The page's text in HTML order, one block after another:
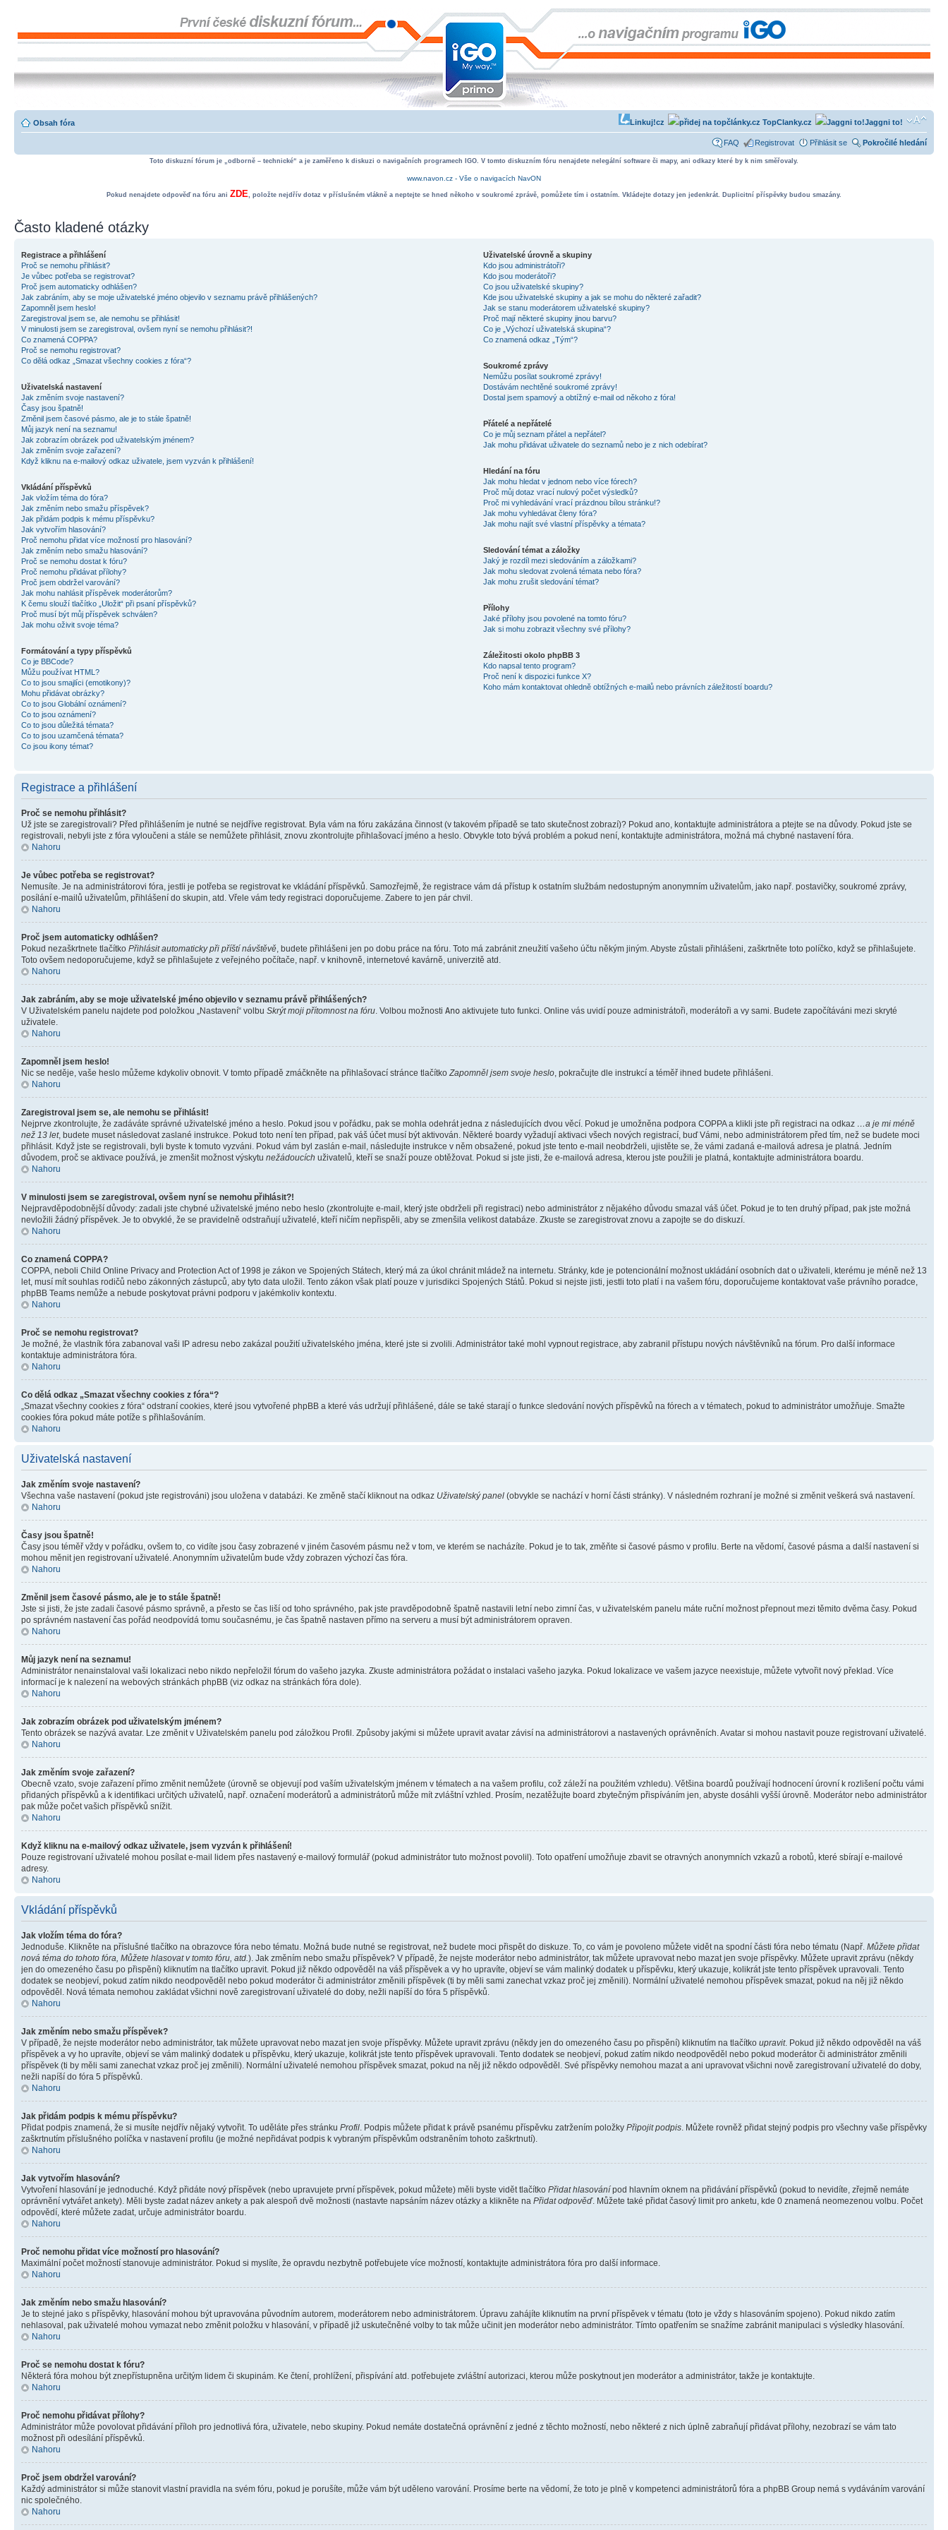
Obsah fóra Jaggni to!
TopClanky.cz
Linkuj!cz
FAQ Registrovat Přihlásit se Pokročilé hledání
Toto diskuzní fórum je „odborně – technické“ a je zaměřeno k diskuzi o navigačních programech IGO. V tomto diskuzním fóru nenajdete nelegální software či mapy, ani odkazy které by k nim směřovaly.
www.navon.cz - Vše o navigacích NavON
Pokud nenajdete odpověď na fóru ani ZDE, položte nejdřív dotaz v příslušném vlákně a neptejte se hned někoho v soukromé zprávě, pomůžete tím i ostatním. Vkládejte dotazy jen jedenkrát. Duplicitní příspěvky budou smazány.
Často kladené otázky
Registrace a přihlášení
Proč se nemohu přihlásit?
Je vůbec potřeba se registrovat?
Proč jsem automaticky odhlášen?
Jak zabráním, aby se moje uživatelské jméno objevilo v seznamu právě přihlášených?
Zapomněl jsem heslo!
Zaregistroval jsem se, ale nemohu se přihlásit!
V minulosti jsem se zaregistroval, ovšem nyní se nemohu přihlásit?!
Co znamená COPPA?
Proč se nemohu registrovat?
Co dělá odkaz „Smazat všechny cookies z fóra“?
Uživatelská nastavení
Jak změním svoje nastavení?
Časy jsou špatně!
Změnil jsem časové pásmo, ale je to stále špatně!
Můj jazyk není na seznamu!
Jak zobrazím obrázek pod uživatelským jménem?
Jak změním svoje zařazení?
Když kliknu na e-mailový odkaz uživatele, jsem vyzván k přihlášení!
Vkládání příspěvků
Jak vložím téma do fóra?
Jak změním nebo smažu příspěvek?
Jak přidám podpis k mému příspěvku?
Jak vytvořím hlasování?
Proč nemohu přidat více možností pro hlasování?
Jak změním nebo smažu hlasování?
Proč se nemohu dostat k fóru?
Proč nemohu přidávat přílohy?
Proč jsem obdržel varování?
Jak mohu nahlásit příspěvek moderátorům?
K čemu slouží tlačítko „Uložit“ při psaní příspěvků?
Proč musí být můj příspěvek schválen?
Jak mohu oživit svoje téma?
Formátování a typy příspěvků
Co je BBCode?
Můžu používat HTML?
Co to jsou smajlíci (emotikony)?
Mohu přidávat obrázky?
Co to jsou Globální oznámení?
Co to jsou oznámení?
Co to jsou důležitá témata?
Co to jsou uzamčená témata?
Co jsou ikony témat?
Uživatelské úrovně a skupiny
Kdo jsou administrátoři?
Kdo jsou moderátoři?
Co jsou uživatelské skupiny?
Kde jsou uživatelské skupiny a jak se mohu do některé zařadit?
Jak se stanu moderátorem uživatelské skupiny?
Proč mají některé skupiny jinou barvu?
Co je „Výchozí uživatelská skupina“?
Co znamená odkaz „Tým“?
Soukromé zprávy
Nemůžu posílat soukromé zprávy!
Dostávám nechtěné soukromé zprávy!
Dostal jsem spamový a obtížný e-mail od někoho z fóra!
Přátelé a nepřátelé
Co je můj seznam přátel a nepřátel?
Jak mohu přidávat uživatele do seznamů nebo je z nich odebírat?
Hledání na fóru
Jak mohu hledat v jednom nebo více fórech?
Proč můj dotaz vrací nulový počet výsledků?
Proč mi vyhledávání vrací prázdnou bílou stránku!?
Jak mohu vyhledávat členy fóra?
Jak mohu najít své vlastní příspěvky a témata?
Sledování témat a záložky
Jaký je rozdíl mezi sledováním a záložkami?
Jak mohu sledovat zvolená témata nebo fóra?
Jak mohu zrušit sledování témat?
Přílohy
Jaké přílohy jsou povolené na tomto fóru?
Jak si mohu zobrazit všechny své přílohy?
Záležitosti okolo phpBB 3
Kdo napsal tento program?
Proč není k dispozici funkce X?
Koho mám kontaktovat ohledně obtížných e-mailů nebo právních záležitostí boardu?
Registrace a přihlášení
Proč se nemohu přihlásit?
Už jste se zaregistrovali? Před přihlášením je nutné se nejdříve registrovat. Byla vám na fóru zakázána činnost (v takovém případě se tato skutečnost zobrazí)? Pokud ano, kontaktujte administrátora a ptejte se na důvody. Pokud jste se
registrovali, nebyli jste z fóra vyloučeni a stále se nemůžete přihlásit, znovu zkontrolujte přihlašovací jméno a heslo. Obvykle toto bývá problém a pokud není, kontaktujte administrátora, možná má chybné nastavení fóra.
Nahoru
Je vůbec potřeba se registrovat?
Nemusíte. Je na administrátorovi fóra, jestli je potřeba se registrovat ke vkládání příspěvků. Samozřejmě, že registrace vám dá přístup k ostatním službám nedostupným anonymním uživatelům, jako např. postavičky, soukromé zprávy,
posílání e-mailů uživatelům, přihlášení do skupin, atd. Vřele vám tedy registraci doporučujeme. Zabere to jen pár chvil.
Nahoru
Proč jsem automaticky odhlášen?
Pokud nezaškrtnete tlačítko Přihlásit automaticky při příští návštěvě, budete přihlášeni jen po dobu práce na fóru. Toto má zabránit zneužití vašeho účtu někým jiným. Abyste zůstali přihlášeni, zaškrtněte toto políčko, když se přihlašujete.
Toto ovšem nedoporučujeme, když se přihlašujete z veřejného počítače, např. v knihovně, internetové kavárně, univerzitě atd.
Nahoru
Jak zabráním, aby se moje uživatelské jméno objevilo v seznamu právě přihlášených?
V Uživatelském panelu najdete pod položkou „Nastavení“ volbu Skrýt moji přítomnost na fóru. Volbou možnosti Ano aktivujete tuto funkci. Online vás uvidí pouze administrátoři, moderátoři a vy sami. Budete započítáváni mezi skryté
uživatele.
Nahoru
Zapomněl jsem heslo!
Nic se neděje, vaše heslo můžeme kdykoliv obnovit. V tomto případě zmáčkněte na přihlašovací stránce tlačítkoZapomněl jsem svoje heslo, pokračujte dle instrukcí a téměř ihned budete přihlášeni.
Nahoru
Zaregistroval jsem se, ale nemohu se přihlásit!
Nejprve zkontrolujte, že zadáváte správné uživatelské jméno a heslo. Pokud jsou v pořádku, pak se mohla odehrát jedna z následujících dvou věcí. Pokud je umožněna podpora COPPA a klikli jste při registraci na odkaz …a je mi méně
než 13 let, budete muset následovat zaslané instrukce. Pokud toto není ten případ, pak váš účet musí být aktivován. Některé boardy vyžadují aktivaci všech nových registrací, buď Vámi, nebo administrátorem před tím, než se budete moci
přihlásit. Když jste se registrovali, byli byste k tomuto vyzváni. Pokud vám byl zaslán e-mail, následujte instrukce v něm obsažené, pokud jste tento e-mail neobdrželi, ujistěte se, že vámi zadaná e-mailová adresa je platná. Jedním
důvodem, proč se aktivace používá, je zmenšit možnost výskytu nežádoucích uživatelů, kteří se snaží pouze obtěžovat. Pokud si jste jisti, že e-mailová adresa, kterou jste použili je platná, kontaktujte administrátora boardu.
Nahoru
V minulosti jsem se zaregistroval, ovšem nyní se nemohu přihlásit?!
Nejpravděpodobnější důvody: zadali jste chybné uživatelské jméno nebo heslo (zkontrolujte e-mail, který jste obdrželi při registraci) nebo administrátor z nějakého důvodu smazal váš účet. Pokud je to ten druhý případ, pak jste možná
nevložili žádný příspěvek. Je to obvyklé, že se pravidelně odstraňují uživatelé, kteří ničím nepřispěli, aby se zmenšila velikost databáze. Zkuste se zaregistrovat znovu a zapojte se do diskuzí.
Nahoru
Co znamená COPPA?
COPPA, neboli Child Online Privacy and Protection Act of 1998 je zákon ve Spojených Státech, který má za úkol chránit mládež na internetu. Stránky, kde je potencionální možnost ukládání osobních dat o uživateli, kterému je méně než 13
let, musí mít souhlas rodičů nebo zákonných zástupců, aby tyto data uložil. Tento zákon však platí pouze v jurisdikci Spojených Států. Pokud si nejste jisti, jestli toto platí i na vašem fóru, doporučujeme kontaktovat vaše právního poradce,
phpBB Teams nemůže a nebude poskytovat právni podporu v jakémkoliv kontextu.
Nahoru
Proč se nemohu registrovat?
Je možné, že vlastník fóra zabanoval vaši IP adresu nebo zakázal použití uživatelského jména, které jste si zvolili. Administrátor také mohl vypnout registrace, aby zabranil přístupu nových návštěvníků na fórum. Pro další informace
kontaktuje administrátora fóra.
Nahoru
Co dělá odkaz „Smazat všechny cookies z fóra“?
„Smazat všechny cookies z fóra“ odstraní cookies, které jsou vytvořené phpBB a které vás udržují přihlášené, dále se také starají o funkce sledování nových příspěvků na fórech a v tématech, pokud to administrátor umožňuje. Smažte
cookies fóra pokud máte potíže s přihlašováním.
Nahoru
Uživatelská nastavení
Jak změním svoje nastavení?
Všechna vaše nastavení (pokud jste registrováni) jsou uložena v databázi. Ke změně stačí kliknout na odkaz Uživatelský panel (obvykle se nachází v horní části stránky). V následném rozhraní je možné si změnit veškerá svá nastavení.
Nahoru
Časy jsou špatně!
Časy jsou téměř vždy v pořádku, ovšem to, co vidíte jsou časy zobrazené v jiném časovém pásmu než v tom, ve kterém se nacházíte. Pokud je to tak, změňte si časové pásmo v profilu. Berte na vědomí, časové pásma a další nastavení si
mohou měnit jen registrovaní uživatelé. Anonymním uživatelům bude vždy zobrazen výchozí čas fóra.
Nahoru
Změnil jsem časové pásmo, ale je to stále špatně!
Jste si jisti, že jste zadali časové pásmo správně, a přesto se čas liší od toho správného, pak jste pravděpodobně špatně nastavili letní nebo zimní čas, v uživatelském panelu máte ruční možnost přepnout mezi těmito dvěma časy. Pokud
po správném nastavení čas pořád neodpovídá tomu současnému, je čas špatně nastaven přímo na serveru a musí být administrátorem opraven.
Nahoru
Můj jazyk není na seznamu!
Administrátor nenainstaloval vaši lokalizaci nebo nikdo nepřeložil fórum do vašeho jazyka. Zkuste administrátora požádat o instalaci vašeho jazyka. Pokud lokalizace ve vašem jazyce neexistuje, můžete vytvořit nový překlad. Více
informací je k nalezení na webových stránkách phpBB (viz odkaz na stránkách fóra dole).
Nahoru
Jak zobrazím obrázek pod uživatelským jménem?
Tento obrázek se nazývá avatar. Lze změnit v Uživatelském panelu pod záložkou Profil. Způsoby jakými si můžete upravit avatar závisí na administrátorovi a nastavených oprávněních. Avatar si mohou nastavit pouze registrovaní uživatelé.
Nahoru
Jak změním svoje zařazení?
Obecně vzato, svoje zařazení přímo změnit nemůžete (úrovně se objevují pod vaším uživatelským jménem v tématech a na vašem profilu, což záleží na použitém vzhledu). Většina boardů používají hodnocení úrovní k rozlišení počtu vámi
přidaných příspěvků a k identifikaci určitých uživatelů, např. označení moderátorů a administrátorů může mít zvláštní vzhled. Prosím, nezatěžujte board zbytečným přispíváním jen, abyste dosáhli vyšší úrovně. Moderátor nebo administrátor
pak může počet vašich příspěvků snížit.
Nahoru
Když kliknu na e-mailový odkaz uživatele, jsem vyzván k přihlášení!
Pouze registrovaní uživatelé mohou posílat e-mail lidem přes nastavený e-mailový formulář (pokud administrátor tuto možnost povolil). Toto opatření umožňuje zbavit se otravných anonymních vzkazů a robotů, které sbírají e-mailové
adresy.
Nahoru
Vkládání příspěvků
Jak vložím téma do fóra?
Jednoduše. Klikněte na příslušné tlačítko na obrazovce fóra nebo tématu. Možná bude nutné se registrovat, než budete moci přispět do diskuze. To, co vám je povoleno můžete vidět na spodní části fóra nebo tématu (Např. Můžete přidat
nová téma do tohoto fóra, Můžete hlasovat v tomto fóru, atd.). Jak změním nebo smažu příspěvek? V případě, že nejste moderátor nebo administrátor, tak můžete upravovat nebo mazat jen svoje příspěvky. Můžete upravit zprávu (někdy
jen do omezeného času po přispění) kliknutím na tlačítko upravit. Pokud již někdo odpověděl na váš příspěvek a vy ho upravíte, objeví se vám malinký dodatek u příspěvku, který ukazuje, kolikrát jste tento příspěvek upravovali. Tento
dodatek se neobjeví, pokud zatím nikdo neodpověděl nebo pokud moderátor či administrátor změnili příspěvek (ti by měli sami zanechat vzkaz proč jej změnili). Normální uživatelé nemohou příspěvek smazat, pokud na něj již někdo
odpověděl. Nová témata nemohou zakládat všichni nově zaregistrovaní uživatelé do doby, nežli napíší do fóra 5 příspěvků.
Nahoru
Jak změním nebo smažu příspěvek?
V případě, že nejste moderátor nebo administrátor, tak můžete upravovat nebo mazat jen svoje příspěvky. Můžete upravit zprávu (někdy jen do omezeného času po přispění) kliknutím na tlačítko upravit. Pokud již někdo odpověděl na váš
příspěvek a vy ho upravíte, objeví se vám malinký dodatek u příspěvku, který ukazuje, kolikrát jste tento příspěvek upravovali. Tento dodatek se neobjeví, pokud zatím nikdo neodpověděl nebo pokud moderátor či administrátor změnili
příspěvek (ti by měli sami zanechat vzkaz proč jej změnili). Normální uživatelé nemohou příspěvek smazat, pokud na něj již někdo odpověděl. Své příspěvky nemohou mazat a ani upravovat všichni nově zaregistrovaní uživatelé do doby,
nežli napíší do fóra 5 příspěvků.
Nahoru
Jak přidám podpis k mému příspěvku?
Přidat podpis znamená, že si musíte nejdřív nějaký vytvořit. To uděláte přes stránku Profil. Podpis můžete přidat k právě psanému příspěvku zatržením položky Připojit podpis. Můžete rovněž přidat stejný podpis pro všechny vaše příspěvky
zaškrtnutím příslušného políčka v nastavení profilu (je možné nepřidávat podpis k vybraným příspěvkům odstraněním tohoto zaškrtnutí).
Nahoru
Jak vytvořím hlasování?
Vytvoření hlasování je jednoduché. Když přidáte nový příspěvek (nebo upravujete první příspěvek, pokud můžete) měli byste vidět tlačítko Přidat hlasování pod hlavním oknem na přidávání příspěvků (pokud to nevidíte, zřejmě nemáte
oprávnění vytvářet ankety). Měli byste zadat název ankety a pak alespoň dvě možnosti (nastavte napsáním název otázky a klikněte na Přidat odpověď. Můžete také přidat časový limit pro anketu, kde 0 znamená neomezenou volbu. Počet
odpovědí, které můžete zadat, určuje administrátor boardu.
Nahoru
Proč nemohu přidat více možností pro hlasování?
Maximální počet možností stanovuje administrátor. Pokud si myslíte, že opravdu nezbytně potřebujete více možností, kontaktujte administrátora fóra pro další informace.
Nahoru
Jak změním nebo smažu hlasování?
Je to stejné jako s příspěvky, hlasování mohou být upravována původním autorem, moderátorem nebo administrátorem. Úpravu zahájíte kliknutím na první příspěvek v tématu (toto je vždy s hlasováním spojeno). Pokud nikdo zatím
nehlasoval, pak uživatelé mohou vymazat nebo změnit položku v hlasování, v případě již uskutečněné volby to tak může učinit jen moderátor nebo administrátor. Tímto opatřením se snažíme zabránit manipulaci s výsledky hlasování.
Nahoru
Proč se nemohu dostat k fóru?
Některá fóra mohou být znepřístupněna určitým lidem či skupinám. Ke čtení, prohlížení, přispívání atd. potřebujete zvláštní autorizaci, kterou může poskytnout jen moderátor a administrátor, takže je kontaktujte.
Nahoru
Proč nemohu přidávat přílohy?
Administrátor může povolovat přidávání příloh pro jednotlivá fóra, uživatele, nebo skupiny. Pokud nemáte dostatečná oprávnění z jedné z těchto možností, nebo některé z nich úplně zabraňují přidávat přílohy, nezobrazí se vám tato
možnost při odesílání příspěvků.
Nahoru
Proč jsem obdržel varování?
Každý administrátor si může stanovit vlastní pravidla na svém fóru, pokud je porušíte, může vám být uděleno varování. Prosíme berte na vědomí, že toto je plně v kompetenci administrátorů fóra a phpBB Group nemá s vydáváním varování
nic společného.
Nahoru